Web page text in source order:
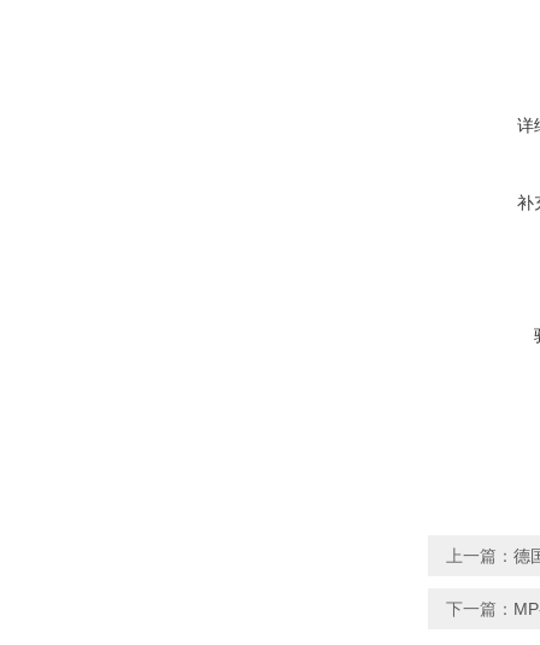
详
补
上一篇： 德
下一篇：